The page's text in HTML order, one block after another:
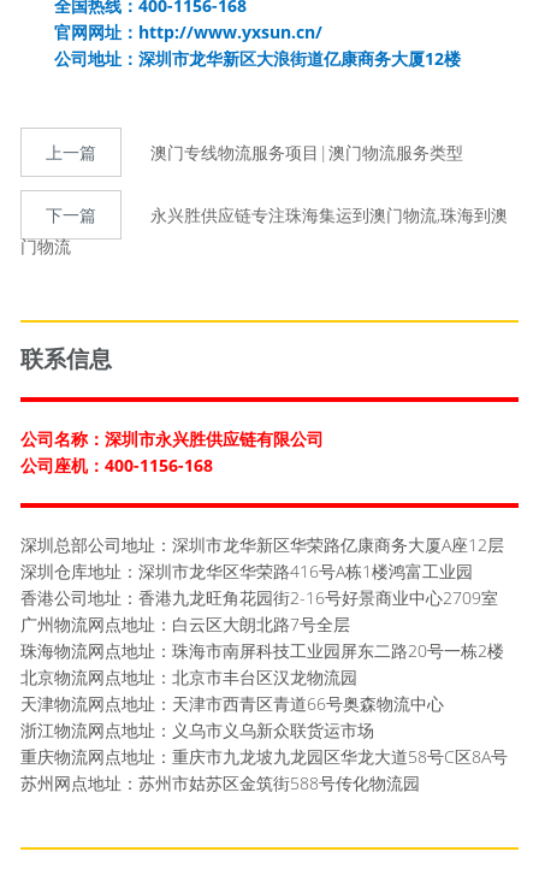
全国热线：400-1156-168
官网网址： http://www.yxsun.cn/
公司地址：深圳市龙华新区大浪街道亿康商务大厦12楼
上一篇 澳门专线物流服务项目|澳门物流服务类型
下一篇
永兴胜供应链专注珠海集运到澳门物流,珠海到澳
门物流
联系信息
公司名称：深圳市永兴胜供应链有限公司
公司座机：400-1156-168
深圳总部公司地址：深圳市龙华新区华荣路亿康商务大厦A座12层
深圳仓库地址：深圳市龙华区华荣路416号A栋1楼鸿富工业园
香港公司地址：香港九龙旺角花园街2-16号好景商业中心2709室
广州物流网点地址：白云区大朗北路7号全层
珠海物流网点地址：珠海市南屏科技工业园屏东二路20号一栋2楼
北京物流网点地址：北京市丰台区汉龙物流园
天津物流网点地址：天津市西青区青道66号奥森物流中心
浙江物流网点地址：义乌市义乌新众联货运市场
重庆物流网点地址：重庆市九龙坡九龙园区华龙大道58号C区8A号
苏州网点地址：苏州市姑苏区金筑街588号传化物流园